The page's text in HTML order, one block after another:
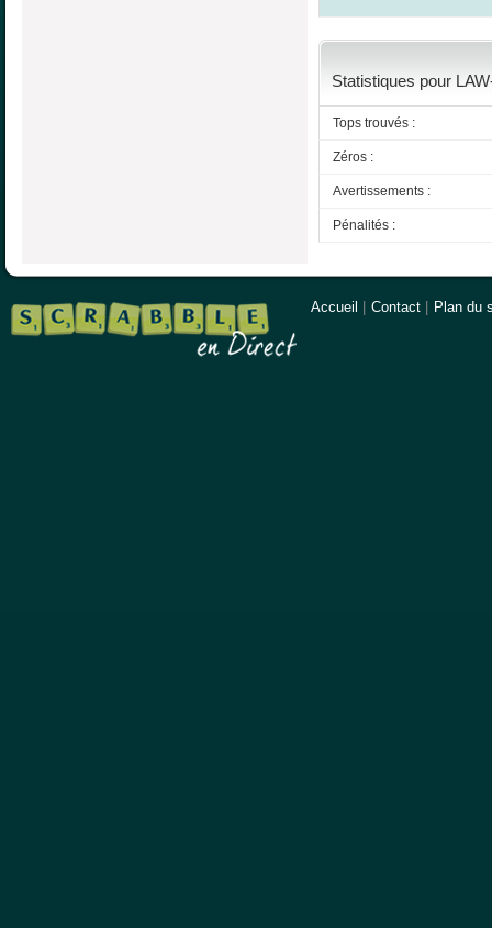
Statistiques pour
Tops trouvés :
Zéros :
Avertissements :
Pénalités :
Accueil Contact Plan du